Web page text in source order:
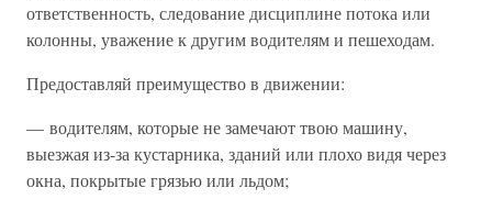
ответственность, следование дисциплине потока или
колонны, уважение к другим водителям и пешеходам.
Предоставляй преимущество в движении:
— водителям, которые не замечают твою машину,
выезжая из-за кустарника, зданий или плохо видя через
окна, покрытые грязью или льдом;